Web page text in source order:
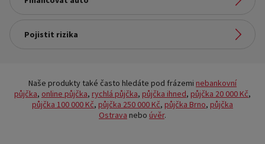
Nakupovat na splátky
Financovat auto
Pojistit rizika
Naše produkty také často hledáte pod frázemi nebankovní
půjčka, online půjčka, rychlá půjčka, půjčka ihned, půjčka 20 000 Kč,
půjčka 100 000 Kč, půjčka 250 000 Kč, půjčka Brno, půjčka
Ostrava nebo úvěr.